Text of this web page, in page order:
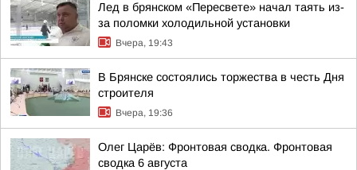
Лед в брянском «Пересвете» начал таять из-
за поломки холодильной установки
Вчера, 19:43
В Брянске состоялись торжества в честь Дня
строителя
Вчера, 19:36
Олег Царёв: Фронтовая сводка. Фронтовая
сводка 6 августа